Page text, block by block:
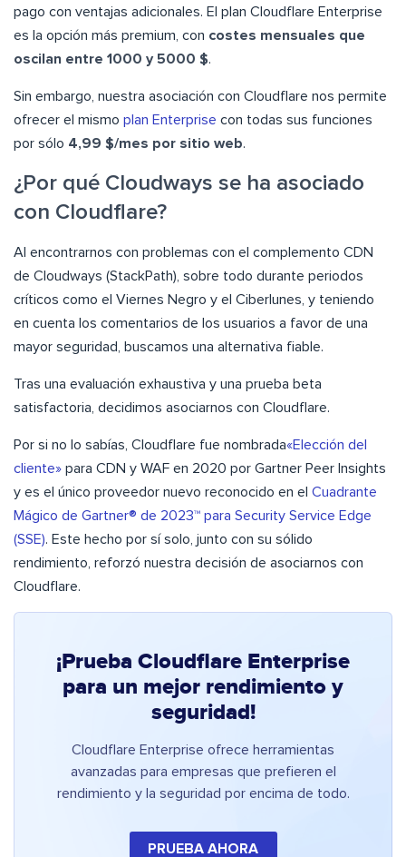
pago con ventajas adicionales. El plan Cloudflare Enterprise
es la opción más premium, con costes mensuales que
oscilan entre 1000 y 5000 $.
Sin embargo, nuestra asociación con Cloudflare nos permite
ofrecer el mismo plan Enterprise con todas sus funciones
por sólo 4,99 $/mes por sitio web.
¿Por qué Cloudways se ha asociado
con Cloudflare?
Al encontrarnos con problemas con el complemento CDN
de Cloudways (StackPath), sobre todo durante periodos
críticos como el Viernes Negro y el Ciberlunes, y teniendo
en cuenta los comentarios de los usuarios a favor de una
mayor seguridad, buscamos una alternativa fiable.
Tras una evaluación exhaustiva y una prueba beta
satisfactoria, decidimos asociarnos con Cloudflare.
Por si no lo sabías, Cloudflare fue nombrada«Elección del
cliente» para CDN y WAF en 2020 por Gartner Peer Insights
y es el único proveedor nuevo reconocido en el Cuadrante
Mágico de Gartner® de 2023™ para Security Service Edge
(SSE). Este hecho por sí solo, junto con su sólido
rendimiento, reforzó nuestra decisión de asociarnos con
Cloudflare.
¡Prueba Cloudflare Enterprise
para un mejor rendimiento y
seguridad!
Cloudflare Enterprise ofrece herramientas
avanzadas para empresas que prefieren el
rendimiento y la seguridad por encima de todo.
PRUEBA AHORA